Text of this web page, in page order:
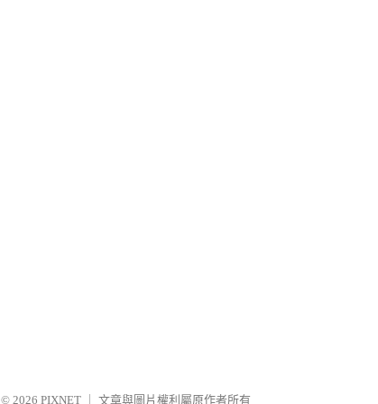
© 2026 PIXNET 文章與圖片權利屬原作者所有